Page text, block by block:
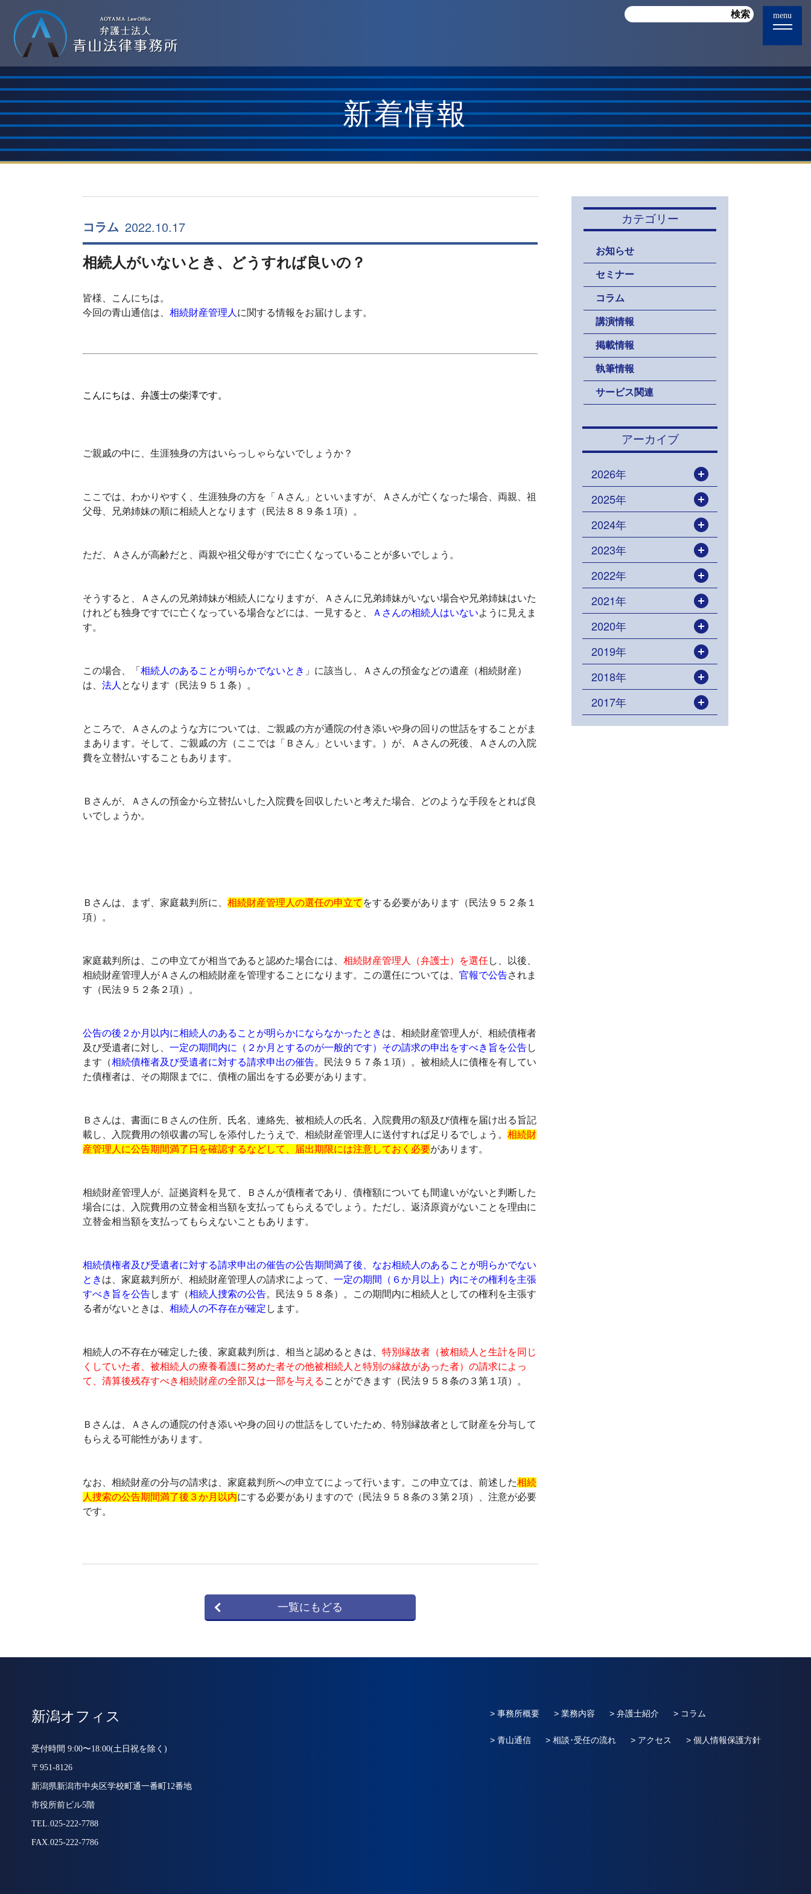
menu
新着情報
コラム 2022.10.17
相続人がいないとき、どうすれば良いの？
皆様、こんにちは。
今回の青山通信は、 相続財産管理人に関する情報をお届けします。
こんにちは、弁護士の柴澤です。
ご親戚の中に、生涯独身の方はいらっしゃらないでしょうか？
ここでは、わかりやすく、生涯独身の方を「Ａさん」といいますが、Ａさんが亡くなった場合、両親、祖
父母、兄弟姉妹の順に相続人となります（民法８８９条１項）。
ただ、Ａさんが高齢だと、両親や祖父母がすでに亡くなっていることが多いでしょう。
そうすると、Ａさんの兄弟姉妹が相続人になりますが、Ａさんに兄弟姉妹がいない場合や兄弟姉妹はいた
けれども独身ですでに亡くなっている場合などには、一見すると、
Ａさんの相続人はいないように見えま
す。
この場合、「 相続人のあることが明らかでないとき 」に該当し、Ａさんの預金などの遺産（相続財産）
は、 法人 となります（民法９５１条）。
ところで、Ａさんのような方については、ご親戚の方が通院の付き添いや身の回りの世話をすることがま
まあります。そして、ご親戚の方（ここでは「Ｂさん」といいます。）が、Ａさんの死後、Ａさんの入院
費を立替払いすることもあります。
Ｂさんが、Ａさんの預金から立替払いした入院費を回収したいと考えた場合、どのような手段をとれば良
いでしょうか。
Ｂさんは、まず、家庭裁判所に、 相続財産管理人の選任の申立て をする必要があります（民法９５２条１
項）。
家庭裁判所は、この申立てが相当であると認めた場合には、 相続財産管理人（弁護士）を選任し、以後、
相続財産管理人がＡさんの相続財産を管理することになります。この選任については、 官報で公告されま
す（民法９５２条２項）。
公告の後２か月以内に相続人のあることが明らかにならなかったとき は、相続財産管理人が、相続債権者
及び受遺者に対し、 一定の期間内に（２か月とするのが一般的です）その請求の申出をすべき旨を公告し
ます（相続債権者及び受遺者に対する請求申出の催告。民法９５７条１項）。被相続人に債権を有してい
た債権者は、その期限までに、債権の届出をする必要があります。
Ｂさんは、書面にＢさんの住所、氏名、連絡先、被相続人の氏名、入院費用の額及び債権を届け出る旨記
載し、入院費用の領収書の写しを添付したうえで、相続財産管理人に送付すれば足りるでしょう。 相続財
産管理人に公告期間満了日を確認するなどして、届出期限には注意しておく必要があります。
相続財産管理人が、証拠資料を見て、Ｂさんが債権者であり、債権額についても間違いがないと判断した
場合には、入院費用の立替金相当額を支払ってもらえるでしょう。ただし、返済原資がないことを理由に
立替金相当額を支払ってもらえないこともあります。
相続債権者及び受遺者に対する請求申出の催告の公告期間満了後、なお相続人のあることが明らかでない
とき は、家庭裁判所が、相続財産管理人の請求によって、 一定の期間（６か月以上）内にその権利を主張
すべき旨を公告します（相続人捜索の公告。民法９５８条）。この期間内に相続人としての権利を主張す
る者がないときは、 相続人の不存在が確定 します。
相続人の不存在が確定した後、家庭裁判所は、相当と認めるときは、 特別縁故者（被相続人と生計を同じ
くしていた者、被相続人の療養看護に努めた者その他被相続人と特別の縁故があった者）の請求によっ
て、清算後残存すべき相続財産の全部又は一部を与える ことができます（民法９５８条の３第１項）。
Ｂさんは、Ａさんの通院の付き添いや身の回りの世話をしていたため、特別縁故者として財産を分与して
もらえる可能性があります。
なお、相続財産の分与の請求は、家庭裁判所への申立てによって行います。この申立ては、前述した相続
人捜索の公告期間満了後３か月以内にする必要がありますので（民法９５８条の３第２項）、注意が必要
です。
一覧にもどる
カテゴリー
お知らせ
セミナー
コラム
講演情報
掲載情報
執筆情報
サービス関連
アーカイブ
2026年
2025年
2024年
2023年
2022年
2021年
2020年
2019年
2018年
2017年
新潟オフィス
受付時間 9:00〜18:00(土日祝を除く)
〒951-8126
新潟県新潟市中央区学校町通一番町12番地
市役所前ビル5階
TEL.025-222-7788
FAX.025-222-7786
> 事務所概要 > 業務内容 > 弁護士紹介 > コラム
> 青山通信 > 相談･受任の流れ > アクセス > 個人情報保護方針